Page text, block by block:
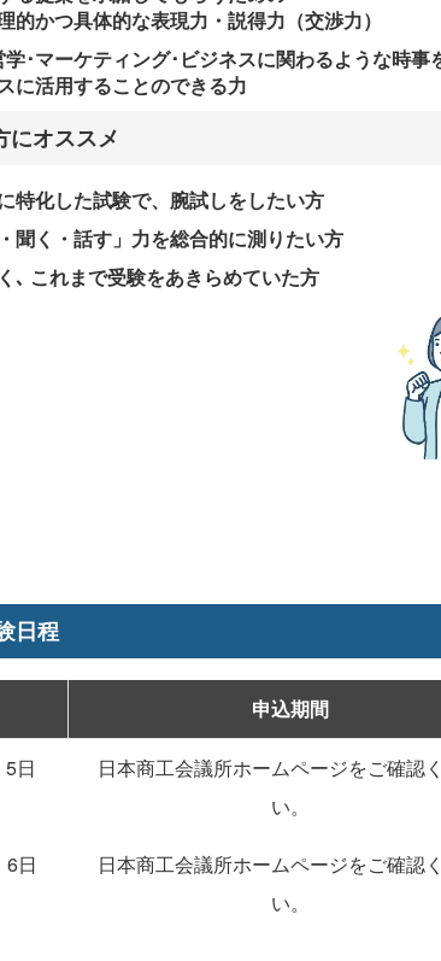
的かつ具体的な表現力・説得力（交渉力）
･マーケティング･ビジネスに関わるような時事
に活用することのできる力
にオススメ
特化した試験で、腕試しをしたい方
聞く・話す」力を総合的に測りたい方
､ これまで受験をあきらめていた方
日程
申込期間
日
日本商工会議所ホームページをご確認
い。
日
日本商工会議所ホームページをご確認
い。